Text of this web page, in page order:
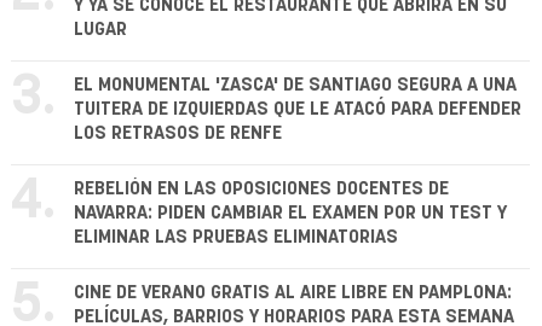
Y YA SE CONOCE EL RESTAURANTE QUE ABRIRÁ EN SU
LUGAR
3.
EL MONUMENTAL 'ZASCA' DE SANTIAGO SEGURA A UNA
TUITERA DE IZQUIERDAS QUE LE ATACÓ PARA DEFENDER
LOS RETRASOS DE RENFE
4.
REBELIÓN EN LAS OPOSICIONES DOCENTES DE
NAVARRA: PIDEN CAMBIAR EL EXAMEN POR UN TEST Y
ELIMINAR LAS PRUEBAS ELIMINATORIAS
5.
CINE DE VERANO GRATIS AL AIRE LIBRE EN PAMPLONA:
PELÍCULAS, BARRIOS Y HORARIOS PARA ESTA SEMANA